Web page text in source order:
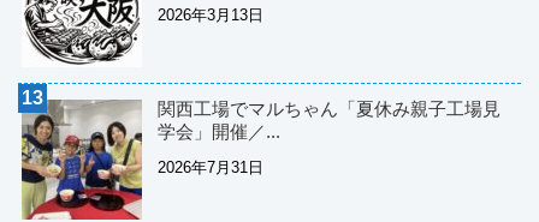
2026年3月13日
関西工場でマルちゃん「夏休み親子工場見
学会」開催／...
2026年7月31日